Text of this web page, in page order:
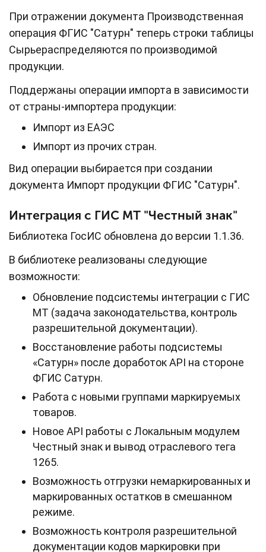
При отражении документа Производственная
операция ФГИС "Сатурн" теперь строки таблицы
Сырьераспределяются по производимой
продукции.
Поддержаны операции импорта в зависимости
от страны-импортера продукции:
Импорт из ЕАЭС
Импорт из прочих стран.
Вид операции выбирается при создании
документа Импорт продукции ФГИС "Сатурн".
Интеграция с ГИС МТ "Честный знак"
Библиотека ГосИС обновлена до версии 1.1.36.
В библиотеке реализованы следующие
возможности:
Обновление подсистемы интеграции с ГИС
МТ (задача законодательства, контроль
разрешительной документации).
Восстановление работы подсистемы
«Сатурн» после доработок API на стороне
ФГИС Сатурн.
Работа с новыми группами маркируемых
товаров.
Новое API работы с Локальным модулем
Честный знак и вывод отраслевого тега
1265.
Возможность отгрузки немаркированных и
маркированных остатков в смешанном
режиме.
Возможность контроля разрешительной
документации кодов маркировки при